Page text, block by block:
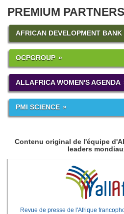
PREMIUM PARTNERS
AFRICAN DEVELOPMENT BANK
OCPGROUP
ALLAFRICA WOMEN'S AGENDA
PMI SCIENCE
Contenu original de l'équipe
leaders
Revue de presse de l'Afrique